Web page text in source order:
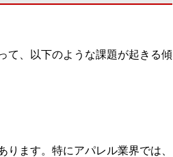
て、以下のような課題が起きる傾
ます。特にアパレル業界では、